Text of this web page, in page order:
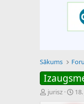
Sākums
P
jurisz
S